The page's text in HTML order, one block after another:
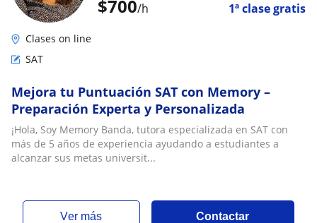
$700/h 1ª clase gratis
Clases on line
SAT
Mejora tu Puntuación SAT con Memory –
Preparación Experta y Personalizada
¡Hola, Soy Memory Banda, tutora especializada en SAT con
más de 5 años de experiencia ayudando a estudiantes a
alcanzar sus metas universit...
ver más Contactar